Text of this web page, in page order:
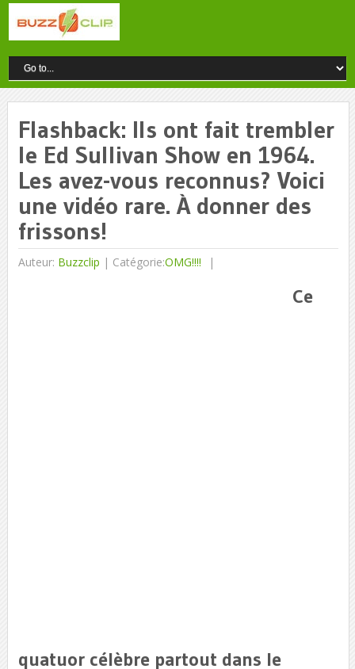
Flashback: Ils ont fait trembler
le Ed Sullivan Show en 1964.
Les avez-vous reconnus? Voici
une vidéo rare. À donner des
frissons!
Auteur: Buzzclip | Catégorie:OMG!!!!
Ce
quatuor célèbre partout dans le